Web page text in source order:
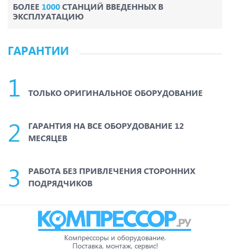
БОЛЕЕ 1000СТАНЦИЙ ВВЕДЕННЫХ В
ЭКСПЛУАТАЦИЮ
ГАРАНТИИ
ТОЛЬКО ОРИГИНАЛЬНОЕ ОБОРУДОВАНИЕ
ГАРАНТИЯ НА ВСЕ ОБОРУДОВАНИЕ 12
МЕСЯЦЕВ
РАБОТА БЕЗ ПРИВЛЕЧЕНИЯ СТОРОННИХ
ПОДРЯДЧИКОВ
Компрессоры и оборудование.
Поставка, монтаж, сервис!